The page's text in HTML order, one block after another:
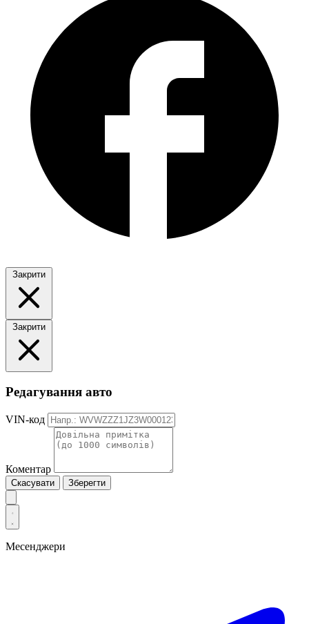
Закрити
Закрити
Редагування авто
VIN-код
Коментар
Скасувати Зберегти
Месенджери